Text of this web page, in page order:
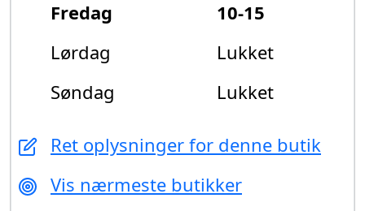
Fredag
10-15
Lørdag
Lukket
Søndag
Lukket
Ret oplysninger for denne butik
Vis nærmeste butikker